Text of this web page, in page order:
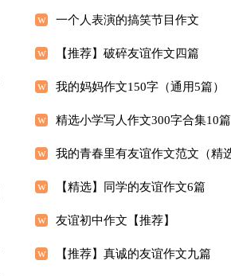
一个人表演的搞笑节目作文
【推荐】破碎友谊作文四篇
我的妈妈作文150字（通用5篇）
精选小学写人作文300字合集10篇
【精选】同学的友谊作文6篇
友谊初中作文【推荐】
【推荐】真诚的友谊作文九篇